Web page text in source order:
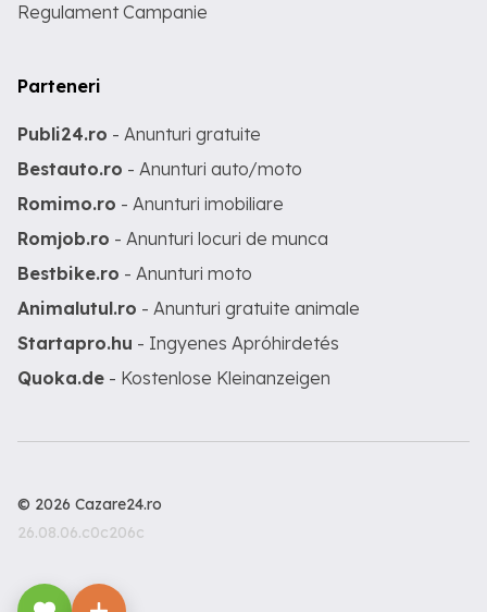
Regulament Campanie
Parteneri
Publi24.ro - Anunturi gratuite
Bestauto.ro - Anunturi auto/moto
Romimo.ro - Anunturi imobiliare
Romjob.ro - Anunturi locuri de munca
Bestbike.ro - Anunturi moto
Animalutul.ro - Anunturi gratuite animale
Startapro.hu - Ingyenes Apróhirdetés
Quoka.de - Kostenlose Kleinanzeigen
© 2026 Cazare24.ro
26.08.06.c0c206c